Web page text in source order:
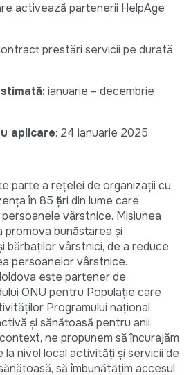
activează partenerii HelpAge
prestări servicii pe durată
ianuarie – decembrie
aplicare: 24 ianuarie 2025
parte a rețelei de organizații cu
în 85 țări din lume care
vârstnice. Misiunea
bunăstarea și
bărbaților vârstnici, de a reduce
persoanelor vârstnice.
este partener de
ONU pentru Populație care
Programului național
şi sănătoasă pentru anii
ne propunem să încurajăm
nivel local activități și servicii de
să îmbunătățim accesul